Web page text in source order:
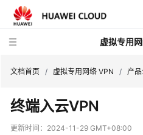
虚拟专用
最
新
文档首页 / 虚拟专用网络 VPN / 产
终端入云VPN
更新时间： 2024-11-29 GMT+08:00